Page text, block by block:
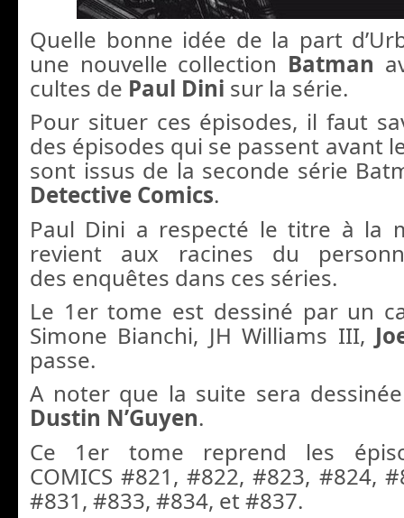
Quelle bonne idée de la part
une nouvelle collection Batman
cultes de Paul Dini sur la série.
Pour situer ces épisodes, il faut
des épisodes qui se passent avant
sont issus de la seconde série
Detective Comics.
Paul Dini a respecté le titre à la
revient aux racines du
des enquêtes dans ces séries.
Le 1er tome est dessiné par un
Simone Bianchi, JH Williams III,
passe.
A noter que la suite sera
Dustin N’Guyen.
Ce 1er tome reprend les
COMICS #821, #822, #823, #824,
#831, #833, #834, et #837.